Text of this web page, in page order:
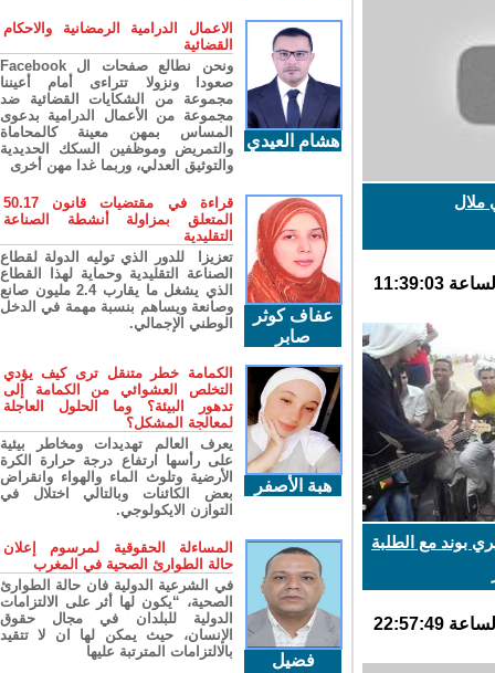
بوند مع الطلبة
هشام العيدي
الاعمال الدرامية الرمضانية والاحكام
القضائية
ونحن نطالع صفحات ال Facebook
صعودا ونزولا تتراءى أمام أعيننا
مجموعة من الشكايات القضائية ضد
مجموعة من الأعمال الدرامية بدعوى
المساس بمهن معينة كالمحاماة
والتمريض وموظفين السكك الحديدية
والتوثيق العدلي، وربما غدا مهن أخرى
عفاف كوثر
صابر
قراءة في مقتضيات قانون 50.17
المتعلق بمزاولة أنشطة الصناعة
التقليدية
تعزيزا للدور الذي توليه الدولة لقطاع
الصناعة التقليدية وحماية لهذا القطاع
الذي يشغل ما يقارب 2.4 مليون صانع
وصانعة ويساهم بنسبة مهمة في الدخل
الوطني الإجمالي.
هبة الأصفر
الكمامة خطر متنقل ترى كيف يؤدي
التخلص العشوائي من الكمامة إلى
تدهور البيئة؟ وما الحلول العاجلة
لمعالجة المشكل؟
يعرف العالم تهديدات ومخاطر بيئية
على رأسها ارتفاع درجة حرارة الكرة
الأرضية وتلوث الماء والهواء وانقراض
بعض الكائنات وبالتالي اختلال في
التوازن الايكولوجي.
فضيل
المساءلة الحقوقية لمرسوم إعلان
حالة الطوارئ الصحية في المغرب
في الشرعية الدولية فان حالة الطوارئ
الصحية، “يكون لها أثر على الالتزامات
الدولية للبلدان في مجال حقوق
الإنسان، حيث يمكن لها ان لا تتقيد
بالالتزامات المترتبة عليها